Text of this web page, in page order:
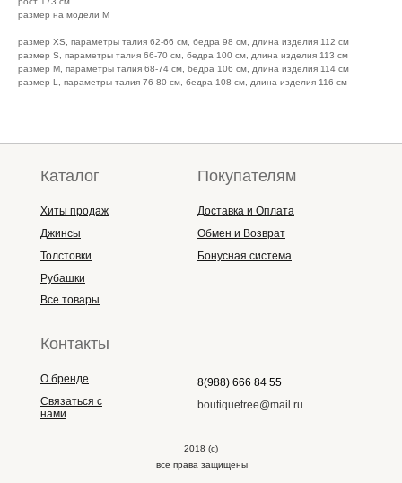
размер на модели M
размер XS, параметры талия 62-66 см, бедра 98 см, длина изделия 112 см
размер S, параметры талия 66-70 см, бедра 100 см, длина изделия 113 см
размер M, параметры талия 68-74 см, бедра 106 см, длина изделия 114 см
размер L, параметры талия 76-80 см, бедра 108 см, длина изделия 116 см
8(988) 666 84 55
boutiquetree@mail.ru
2018 (с)
все права защищены
Каталог
Хиты продаж
Джинсы
Толстовки
Рубашки
Все товары
Доставка и Оплата
Обмен и Возврат
Бонусная система
О бренде
Связаться с
нами
Покупателям
Контакты